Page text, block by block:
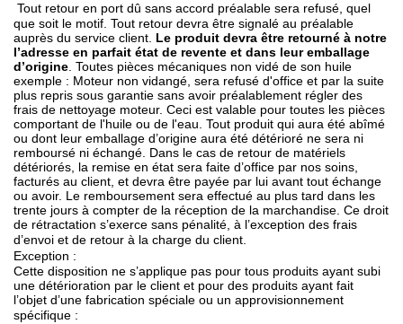
Tout retour en port dû sans accord préalable sera refusé, quel
que soit le motif. Tout retour devra être signalé au préalable
auprès du service client. Le produit devra être retourné à notre
l’adresse en parfait état de revente et dans leur emballage
d’origine. Toutes pièces mécaniques non vidé de son huile
exemple : Moteur non vidangé, sera refusé d'office et par la suite
plus repris sous garantie sans avoir préalablement régler des
frais de nettoyage moteur. Ceci est valable pour toutes les pièces
comportant de l'huile ou de l'eau. Tout produit qui aura été abîmé
ou dont leur emballage d’origine aura été détérioré ne sera ni
remboursé ni échangé. Dans le cas de retour de matériels
détériorés, la remise en état sera faite d’office par nos soins,
facturés au client, et devra être payée par lui avant tout échange
ou avoir. Le remboursement sera effectué au plus tard dans les
trente jours à compter de la réception de la marchandise. Ce droit
de rétractation s’exerce sans pénalité, à l’exception des frais
d’envoi et de retour à la charge du client.
Exception :
Cette disposition ne s’applique pas pour tous produits ayant subi
une détérioration par le client et pour des produits ayant fait
l’objet d’une fabrication spéciale ou un approvisionnement
spécifique :